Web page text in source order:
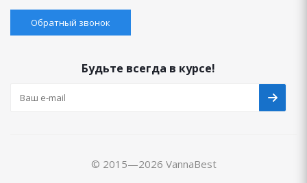
Обратный звонок
Будьте всегда в курсе!
© 2015—2026 VannaBest